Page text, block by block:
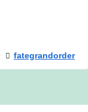
fategrandorder